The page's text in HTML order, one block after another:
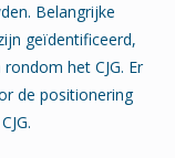
Belangrijke
geïdentificeerd,
het CJG. Er
de positionering